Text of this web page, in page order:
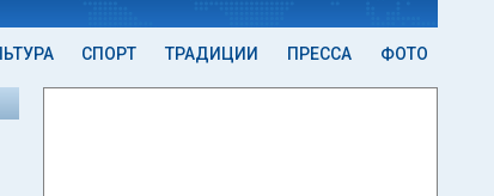
СПОРТ ТРАДИЦИИ ПРЕССА ФОТО